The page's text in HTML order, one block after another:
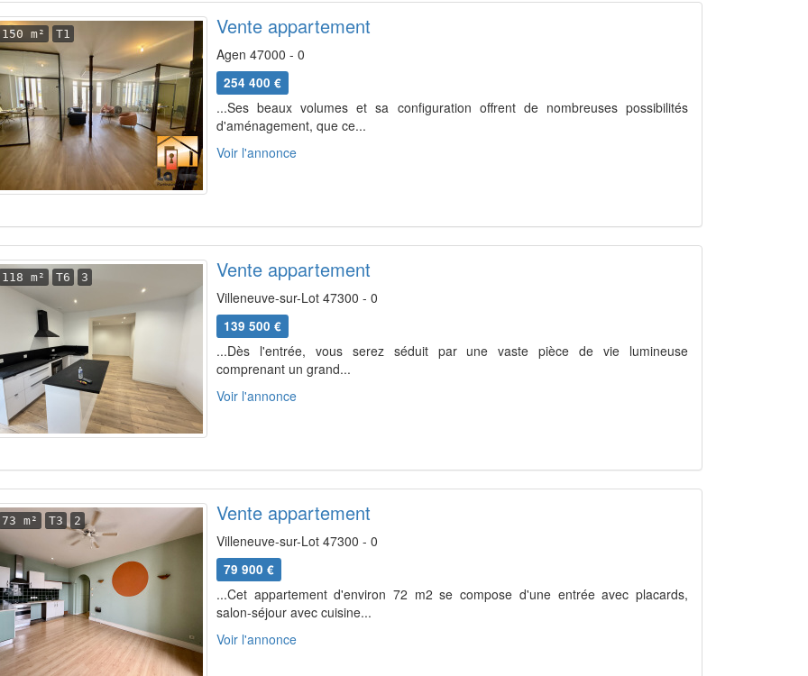
150 m² T1 Vente appartement
Agen 47000 - 0
254 400 €
...Ses beaux volumes et sa configuration offrent de nombreuses possibilités
d'aménagement, que ce...
Voir l'annonce
118 m² T6 3 Vente appartement
Villeneuve-sur-Lot 47300 - 0
139 500 €
...Dès l'entrée, vous serez séduit par une vaste pièce de vie lumineuse
comprenant un grand...
Voir l'annonce
73 m² T3 2 Vente appartement
Villeneuve-sur-Lot 47300 - 0
79 900 €
...Cet appartement d'environ 72 m2 se compose d'une entrée avec placards,
salon-séjour avec cuisine...
Voir l'annonce